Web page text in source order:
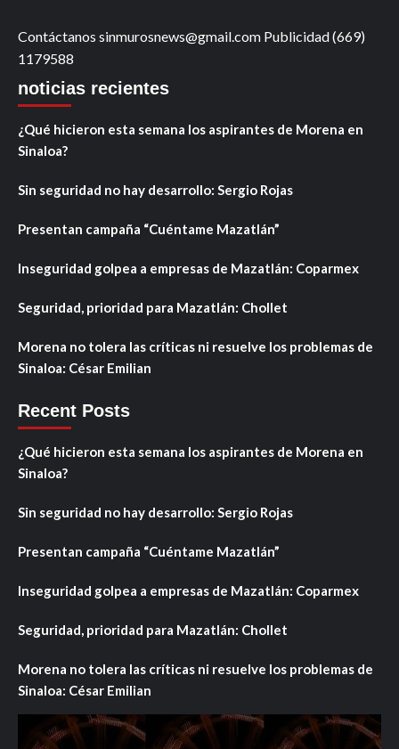
Contáctanos sinmurosnews@gmail.com Publicidad (669)
1179588
noticias recientes
¿Qué hicieron esta semana los aspirantes de Morena en
Sinaloa?
Sin seguridad no hay desarrollo: Sergio Rojas
Presentan campaña “Cuéntame Mazatlán”
Inseguridad golpea a empresas de Mazatlán: Coparmex
Seguridad, prioridad para Mazatlán: Chollet
Morena no tolera las críticas ni resuelve los problemas de
Sinaloa: César Emilian
Recent Posts
¿Qué hicieron esta semana los aspirantes de Morena en
Sinaloa?
Sin seguridad no hay desarrollo: Sergio Rojas
Presentan campaña “Cuéntame Mazatlán”
Inseguridad golpea a empresas de Mazatlán: Coparmex
Seguridad, prioridad para Mazatlán: Chollet
Morena no tolera las críticas ni resuelve los problemas de
Sinaloa: César Emilian